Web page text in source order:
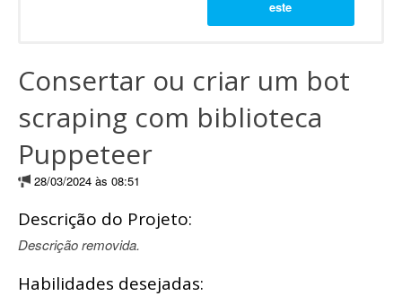
este
Consertar ou criar um bot
scraping com biblioteca
Puppeteer
28/03/2024 às 08:51
Descrição do Projeto:
Descrição removida.
Habilidades desejadas: